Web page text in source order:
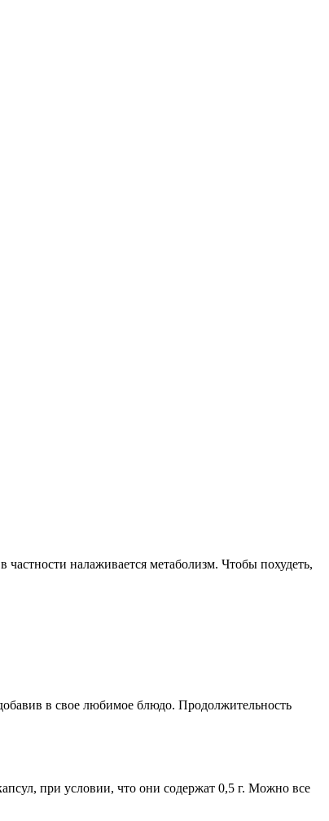
налаживается метаболизм. Чтобы похудеть,
в свое любимое блюдо. Продолжительность
при условии, что они содержат 0,5 г. Можно все